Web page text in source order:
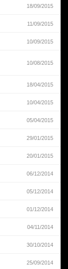
18/09/2015
11/09/2015
10/09/2015
10/08/2015
18/04/2015
10/04/2015
05/04/2015
29/01/2015
20/01/2015
06/12/2014
05/12/2014
01/12/2014
04/11/2014
30/10/2014
25/09/2014